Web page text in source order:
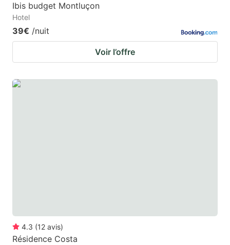
Ibis budget Montluçon
Hotel
39€ /nuit
Voir l’offre
4.3 (12 avis)
Résidence Costa